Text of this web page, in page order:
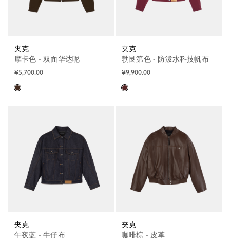
夹克
摩卡色 - 双面华达呢
¥5,700.00
夹克
勃艮第色 - 防泼水科技帆布
¥9,900.00
夹克
午夜蓝 - 牛仔布
夹克
咖啡棕 - 皮革